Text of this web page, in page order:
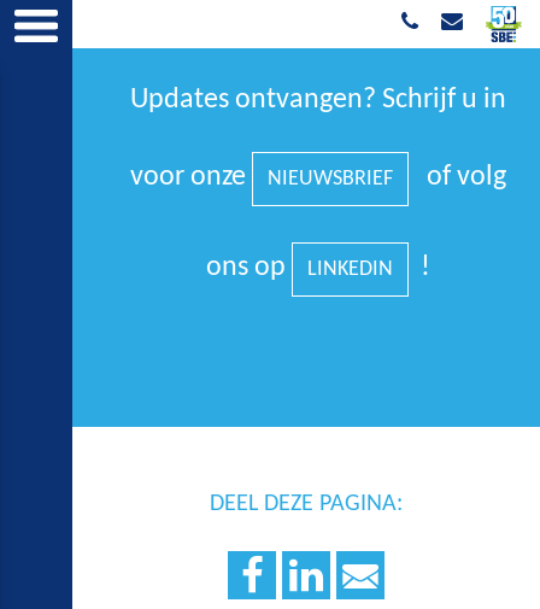
Updates ontvangen? Schrijf u in
voor onze NIEUWSBRIEF of volg
ons op LINKEDIN !
DEEL DEZE PAGINA: